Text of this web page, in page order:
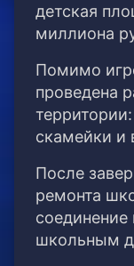
детская
миллиона
Помимо
проведена
скамейки и
После
ремонта
школьным